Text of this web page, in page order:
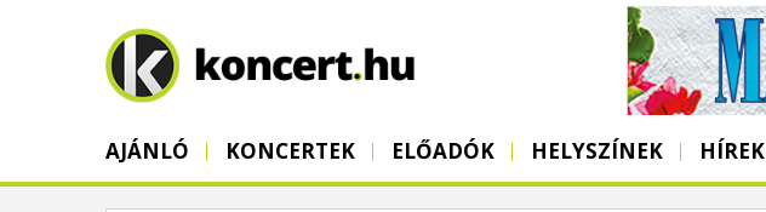
AJÁNLÓ KONCERTEK ELŐADÓK HELYSZÍNEK HÍREK